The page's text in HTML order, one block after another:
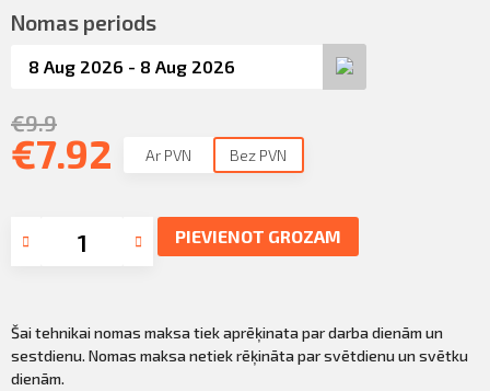
Nomas periods
€9.9
€7.92 Ar PVN Bez PVN
PIEVIENOT GROZAM
Šai tehnikai nomas maksa tiek aprēķinata par darba dienām un
sestdienu. Nomas maksa netiek rēķināta par svētdienu un svētku
dienām.